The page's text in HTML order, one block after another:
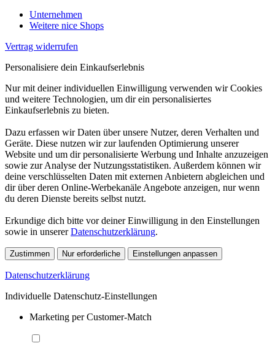
Unternehmen
Weitere nice Shops
Vertrag widerrufen
Personalisiere dein Einkaufserlebnis
Nur mit deiner individuellen Einwilligung verwenden wir Cookies
und weitere Technologien, um dir ein personalisiertes
Einkaufserlebnis zu bieten.
Dazu erfassen wir Daten über unsere Nutzer, deren Verhalten und
Geräte. Diese nutzen wir zur laufenden Optimierung unserer
Website und um dir personalisierte Werbung und Inhalte anzuzeigen
sowie zur Analyse der Nutzungsstatistiken. Außerdem können wir
deine verschlüsselten Daten mit externen Anbietern abgleichen und
dir über deren Online-Werbekanäle Angebote anzeigen, nur wenn
du deren Dienste bereits selbst nutzt.
Erkundige dich bitte vor deiner Einwilligung in den Einstellungen
sowie in unsererDatenschutzerklärung.
Zustimmen Nur erforderliche Einstellungen anpassen
Datenschutzerklärung
Individuelle Datenschutz-Einstellungen
Marketing per Customer-Match